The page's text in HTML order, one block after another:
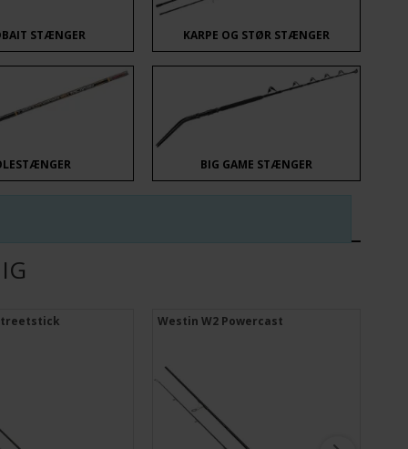
STÆNGER KARPE OG STØR STÆNGER
BIG GAME STÆNGER
Westin W2 Powercast